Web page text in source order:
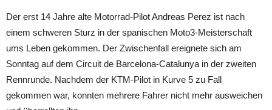
Der erst 14 Jahre alte Motorrad-Pilot Andreas Perez ist nach
einem schweren Sturz in der spanischen Moto3-Meisterschaft
ums Leben gekommen. Der Zwischenfall ereignete sich am
Sonntag auf dem Circuit de Barcelona-Catalunya in der zweiten
Rennrunde. Nachdem der KTM-Pilot in Kurve 5 zu Fall
gekommen war, konnten mehrere Fahrer nicht mehr ausweichen